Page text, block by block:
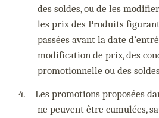
des soldes, ou de les
les prix des Produits
passées avant la date
modification de prix, des
promotionnelle ou des
4.
Les promotions proposées
ne peuvent être cumulées,